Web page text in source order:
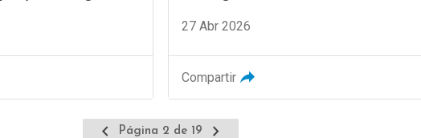
27 Abr 2026
Compartir
Ir
Página 2 de 19
Ir